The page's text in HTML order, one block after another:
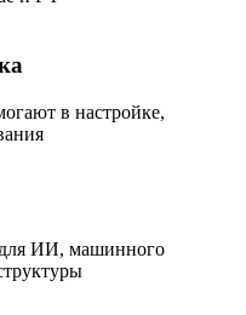
в настройке,
для ИИ, машинного